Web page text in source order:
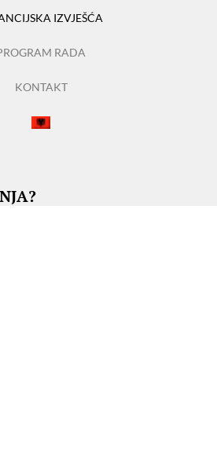
IZVJEŠĆA
RADA
KONTAKT